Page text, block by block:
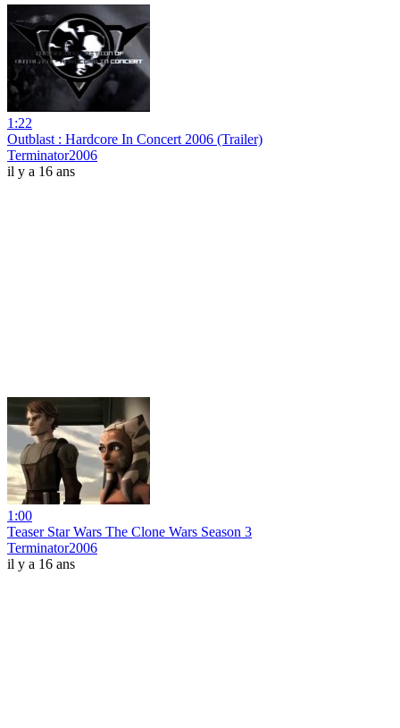
1:22
Outblast : Hardcore In Concert 2006 (Trailer)
Terminator2006
il y a 16 ans
1:00
Teaser Star Wars The Clone Wars Season 3
Terminator2006
il y a 16 ans